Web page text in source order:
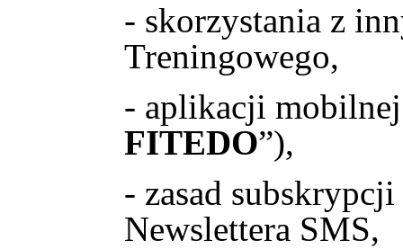
- skorzystania z
Treningowego,
- aplikacji
FITEDO”),
- zasad
Newslettera SMS,